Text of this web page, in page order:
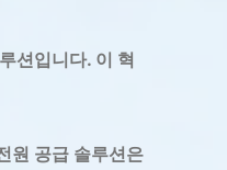
션입니다. 이 혁
원 공급 솔루션은